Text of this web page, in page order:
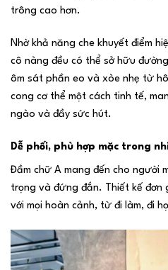
trông cao hơn.
Nhờ khả năng che khuyết điểm
cô nàng đều có thể sở hữu
ôm sát phần eo và xòe nhẹ từ
cong cơ thể một cách tinh tế,
ngào và đầy sức hút.
Dễ phối, phù hợp mặc trong
Đầm chữ A mang đến cho người
trọng và đứng đắn. Thiết kế đơn
với mọi hoàn cảnh, từ đi làm, đi